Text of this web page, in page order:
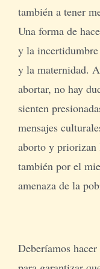
también a tener
Una forma de
y la
y la maternidad.
abortar, no hay
sienten
mensajes
aborto y priorizan
también por el
amenaza de la
Deberíamos